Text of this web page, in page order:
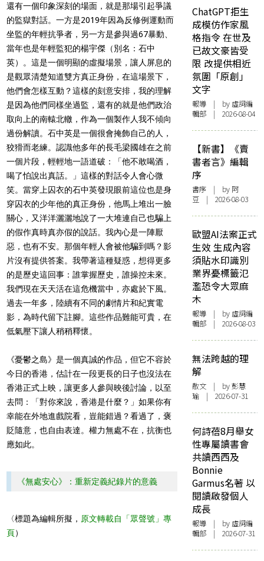
還有一個印象深刻的場面，就是那場引起爭議
的監獄對話。一方是2019年因為反修例運動而
坐監的年輕抗爭者，另一方是參與過67暴動、
當年也是年輕監犯的楊宇傑（別名：石中
英）。這是一個明顯的虛擬場景，讓人屏息的
是觀眾清楚知道雙方真正身份，在這場景下，
他們會怎樣互動？這樣的刻意安排，我的理解
是因為他們同樣坐過監，還有的就是他們政治
取向上的南轅北轍，作為一個製作人我不傾向
過份解讀。石中英是一個很會掩飾自己的人，
狡猾而老練。認識他多年的長毛梁國雄在之前
一個片段，輕輕地一語道破：「他不敢喝酒，
喝了怕說出真話。」這樣的對話令人會心微
笑。當穿上囚衣的石中英發現眼前這位也是身
穿囚衣的少年他的真正身份，他馬上堆出一臉
關心，又洋洋灑灑地說了一大堆連自己也騙上
的假作真時真亦假的說話。我內心是一陣厭
惡，也有不安。那個年輕人會被他騙到嗎？影
片沒有提供答案。我帶著這種疑惑，想得更多
的是歷史這回事：誰掌握歷史，誰操控未來。
我們現在天天活在這危機當中，亦處於下風。
過去一年多，陸續有不同的劇情片和紀實電
影，為時代留下註腳。這些作品難能可貴，在
低氣壓下讓人稍稍釋懷。
《憂鬱之島》是一個真誠的作品，但它不容於
今日的香港，估計在一段更長的日子也沒法在
香港正式上映，讓更多人參與映後討論，以至
去問：「對你來說，香港是什麼？」如果你有
幸能在外地進戲院看，豈能錯過？看過了，褒
貶隨意，也自由表達。權力無處不在，抗衡也
應如此。
《無處安心》：重新定義紀錄片的意義
〈標題為編輯所擬， 原文轉載自「眾聲號」專
頁）
ChatGPT拒生
成模仿作家風
格指令 在世及
已故文豪皆受
限 改提供相近
氛圍「原創」
文字
報導 | by 虛詞編
輯部 | 2026-08-04
【新書】《賣
書者言》編輯
序
書序 | by 阿
豆 | 2026-08-03
歐盟AI法案正式
生效 生成內容
須貼水印識別
業界憂標籤氾
濫恐令大眾麻
木
報導 | by 虛詞編
輯部 | 2026-08-03
無法跨越的理
解
散文 | by 彭慧
瑜 | 2026-07-31
何詩蓓8月舉女
性專屬讀書會
共讀西西及
Bonnie
Garmus名著 以
閱讀啟發個人
成長
報導 | by 虛詞編
輯部 | 2026-07-31